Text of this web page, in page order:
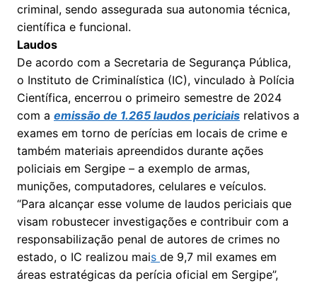
criminal, sendo assegurada sua autonomia técnica,
científica e funcional.
Laudos
De acordo com a Secretaria de Segurança Pública,
o Instituto de Criminalística (IC), vinculado à Polícia
Científica, encerrou o primeiro semestre de 2024
com a emissão de 1.265 laudos periciaisrelativos a
exames em torno de perícias em locais de crime e
também materiais apreendidos durante ações
policiais em Sergipe – a exemplo de armas,
munições, computadores, celulares e veículos.
“Para alcançar esse volume de laudos periciais que
visam robustecer investigações e contribuir com a
responsabilização penal de autores de crimes no
estado, o IC realizou mais de 9,7 mil exames em
áreas estratégicas da perícia oficial em Sergipe”,